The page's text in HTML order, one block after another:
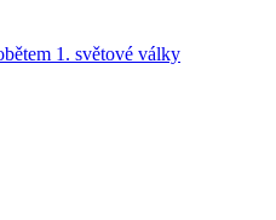
1. světové války